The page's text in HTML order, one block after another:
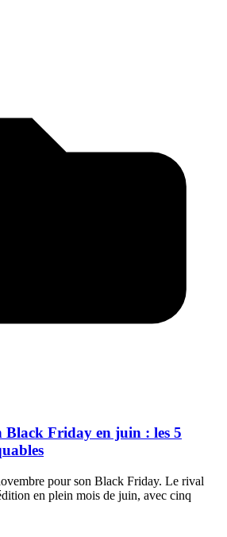
Black Friday en juin : les 5
pour son Black Friday. Le rival
en plein mois de juin, avec cinq